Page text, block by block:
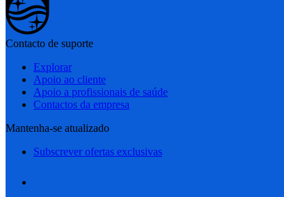
Contacto de suporte
Explorar
Apoio ao cliente
Apoio a profissionais de saúde
Contactos da empresa
Mantenha-se atualizado
Subscrever ofertas exclusivas